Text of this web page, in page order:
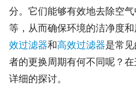
分。它们能够有效地去除空
等，从而确保环境的洁净度和
效过滤器和高效过滤器是常
者的更换周期有何不同呢？
详细的探讨。